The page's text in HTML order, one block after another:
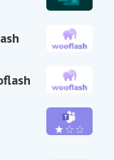
via
Col.NET
|
Wooflash
Prendre
en
Wooflash
Wooflash
de
Teams
|